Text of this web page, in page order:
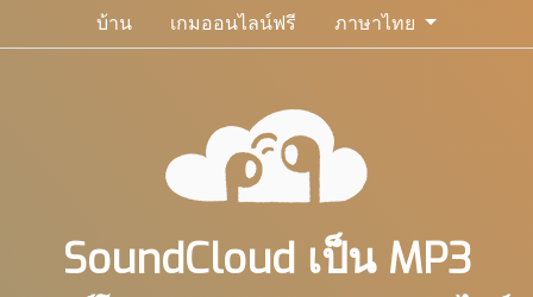
บ้าน เกมออนไลน์ฟรี ภาษาไทย
SoundCloud เป็น MP3